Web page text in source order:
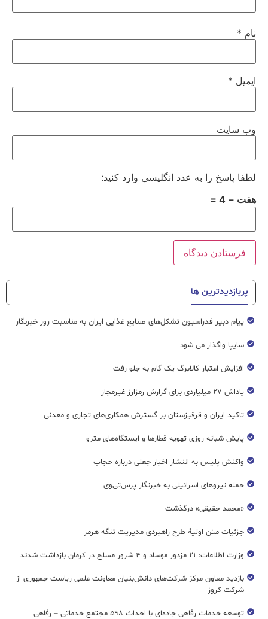
نام *
ایمیل *
وب‌ سایت
لطفا پاسخ را به عدد انگلیسی وارد کنید:
هفت − 4 =
پربازدیدترین ها
پیام دبیر فدراسیون تشکل‌های صنایع غذایی ایران به مناسبت روز خبرنگار
سایپا واگذار می شود
افزایش اعتبار کالابرگ یک گام به جلو رفت
پاداش ۲۷ میلیاردی برای گزارش رمزارز غیرمجاز
تاکید ایران و قرقیزستان بر گسترش همکاری‌های تجاری و معدنی
پایش شبانه روزی تهویه قطار‌ها و ایستگاه‌های مترو
واکنش پلیس به انتشار اخبار جعلی درباره حجاب
حمله نیروهای اسرائیلی به خبرنگار پرس‌تی‌وی
«محمد حقیقی» درگذشت
جزئیات متن اولیۀ طرح راهبردی مدیریت تنگه هرمز
وزارت اطلاعات: ۲۱ مزدور موساد و ۴ شرور مسلح در کرمان بازداشت شدند
بازدید معاون مرکز شرکت‌های دانش‌بنیان معاونت علمی ریاست جمهوری از
شرکت کروز
توسعه خدمات رفاهی جاده‌ای با احداث ۵۹۸ مجتمع خدماتی – رفاهی